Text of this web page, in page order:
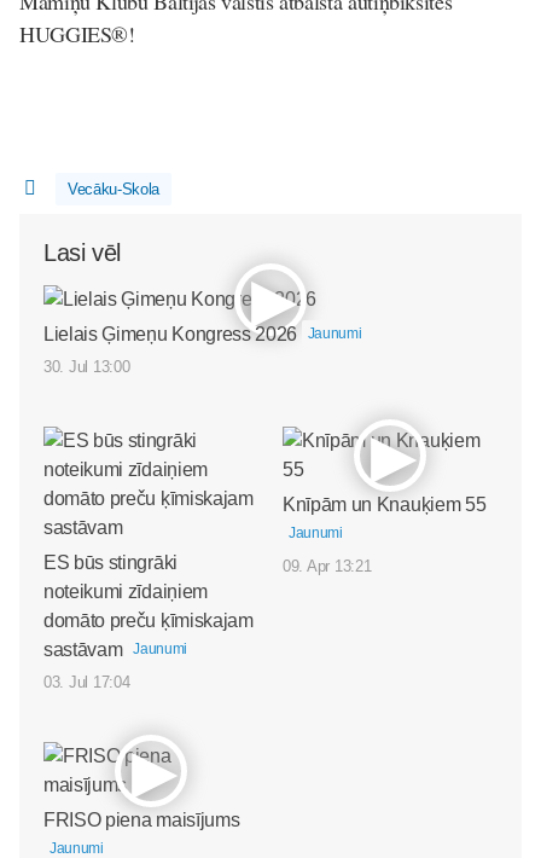
HUGGIES®!
Vecāku-Skola
Lasi vēl
Lielais Ģimeņu Kongress 2026 Jaunumi
30. Jul 13:00
ES būs stingrāki
noteikumi zīdaiņiem
domāto preču ķīmiskajam
sastāvam
Jaunumi
03. Jul 17:04
Knīpām un Knauķiem 55
Jaunumi
09. Apr 13:21
FRISO piena maisījums
Jaunumi